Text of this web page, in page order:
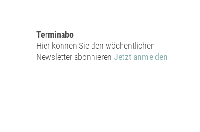
Terminabo
Hier können Sie den wöchentlichen
Newsletter abonnierenJetzt anmelden